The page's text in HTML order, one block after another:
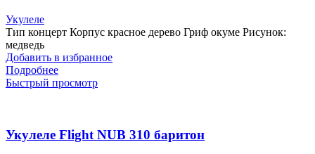
Укулеле
Тип концерт Корпус красное дерево Гриф окуме Рисунок:
медведь
Добавить в избранное
Подробнее
Быстрый просмотр
Укулеле Flight NUB 310 баритон